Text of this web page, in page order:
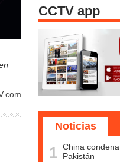
CCTV app
Noticias
1 China
Pakistán